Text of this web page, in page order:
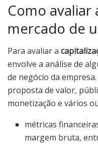
Como avaliar
mercado de
Para avaliar a
envolve a análise de
de negócio da
proposta de valor,
monetização e vários
métricas
margem bruta,